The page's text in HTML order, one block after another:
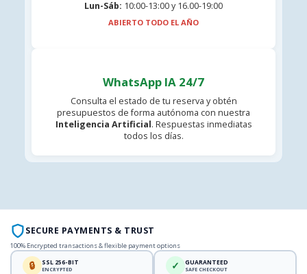
Lun-Sáb: 10:00-13:00 y 16.00-19:00
ABIERTO TODO EL AÑO
WhatsApp IA 24/7
Consulta el estado de tu reserva y obtén
presupuestos de forma autónoma con nuestra
Inteligencia Artificial. Respuestas inmediatas
todos los días.
SECURE PAYMENTS & TRUST
100% Encrypted transactions & flexible payment options
🔒 SSL 256-BIT
ENCRYPTED ✓ GUARANTEED
SAFE CHECKOUT